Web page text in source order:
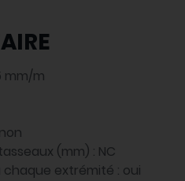
mm/m
(mm) : NC
chaque extrémité : oui